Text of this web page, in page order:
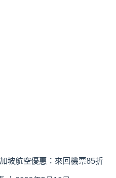
坡航空優惠：來回機票85折